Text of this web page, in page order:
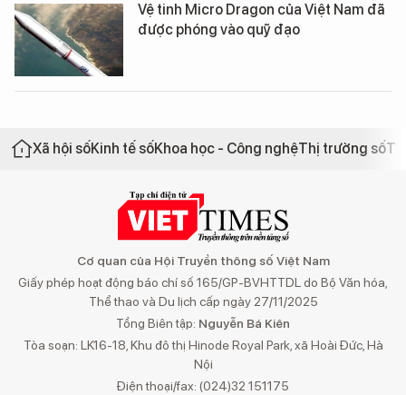
Vệ tinh Micro Dragon của Việt Nam đã
được phóng vào quỹ đạo
Xã hội sốKinh tế sốKhoa học - Công nghệThị trường số
Cơ quan của Hội Truyền thông số Việt Nam
Giấy phép hoạt động báo chí số 165/GP-BVHTTDL do Bộ Văn hóa,
Thể thao và Du lịch cấp ngày 27/11/2025
Tổng Biên tập: Nguyễn Bá Kiên
Tòa soạn: LK16-18, Khu đô thị Hinode Royal Park, xã Hoài Đức, Hà
Nội
Điện thoại/fax: (024)32 151175